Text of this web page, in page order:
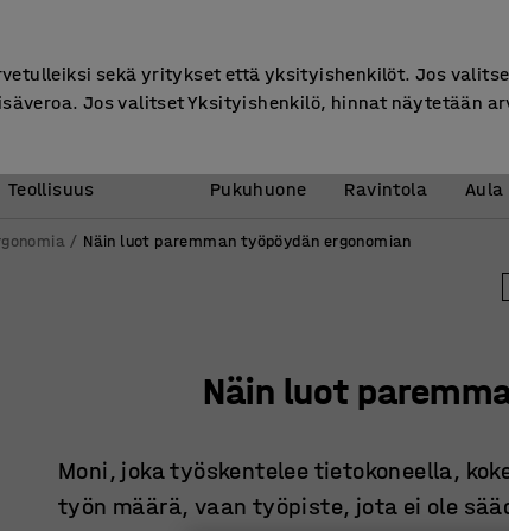
Teollisuus
Pukuhuone Ravintola
Aula
Näin luot paremman työpöydän ergonomian
Näin luot
Moni, joka työskentelee tietokoneella,
työn määrä, vaan työpiste, jota ei ole
sekä yritykset että yksityishenkilöt. Jos
Jos valitset Yksityishenkilö, hinnat näytetään